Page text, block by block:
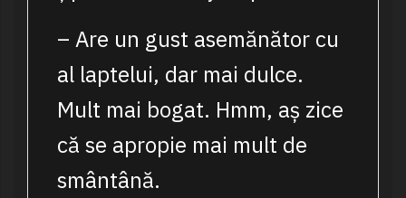
– Are un gust asemănător cu
al laptelui, dar mai dulce.
Mult mai bogat. Hmm, aș zice
că se apropie mai mult de
smântână.